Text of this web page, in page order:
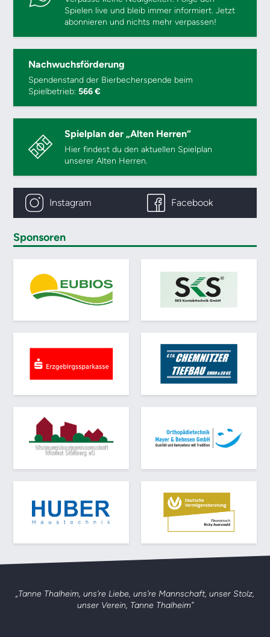
Spielen live und bleib immer informiert. Jetzt
abonnieren und nichts mehr verpassen!
Nachwuchsförderung
Spendenstand der Bierbecherspende beim
Spielbetrieb:566 €
Spielplan der „Alten Herren“
Hier findest du den aktuellen Spielplan
unserer Alten Herren.
Instagram Facebook
Sponsoren
„Tanne Thalheim, uns’re Liebe, uns’re Mannschaft, unser Stolz,
unser Verein, Tanne Thalheim”